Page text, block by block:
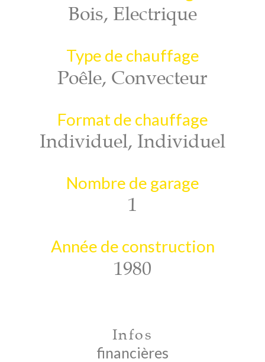
Bois, Electrique
Type de chauffage
Poêle, Convecteur
Format de chauffage
Individuel, Individuel
Nombre de garage
1
Année de construction
1980
Infos
financières